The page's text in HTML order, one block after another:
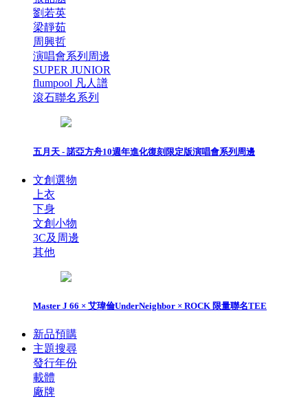
劉若英
梁靜茹
周興哲
演唱會系列周邊
SUPER JUNIOR
flumpool 凡人譜
滾石聯名系列
五月天 - 諾亞方舟10週年進化復刻限定版演唱會系列周邊
文創選物
上衣
下身
文創小物
3C及周邊
其他
Master J 66 × 艾瑋倫UnderNeighbor × ROCK 限量聯名TEE
新品預購
主題搜尋
發行年份
載體
廠牌